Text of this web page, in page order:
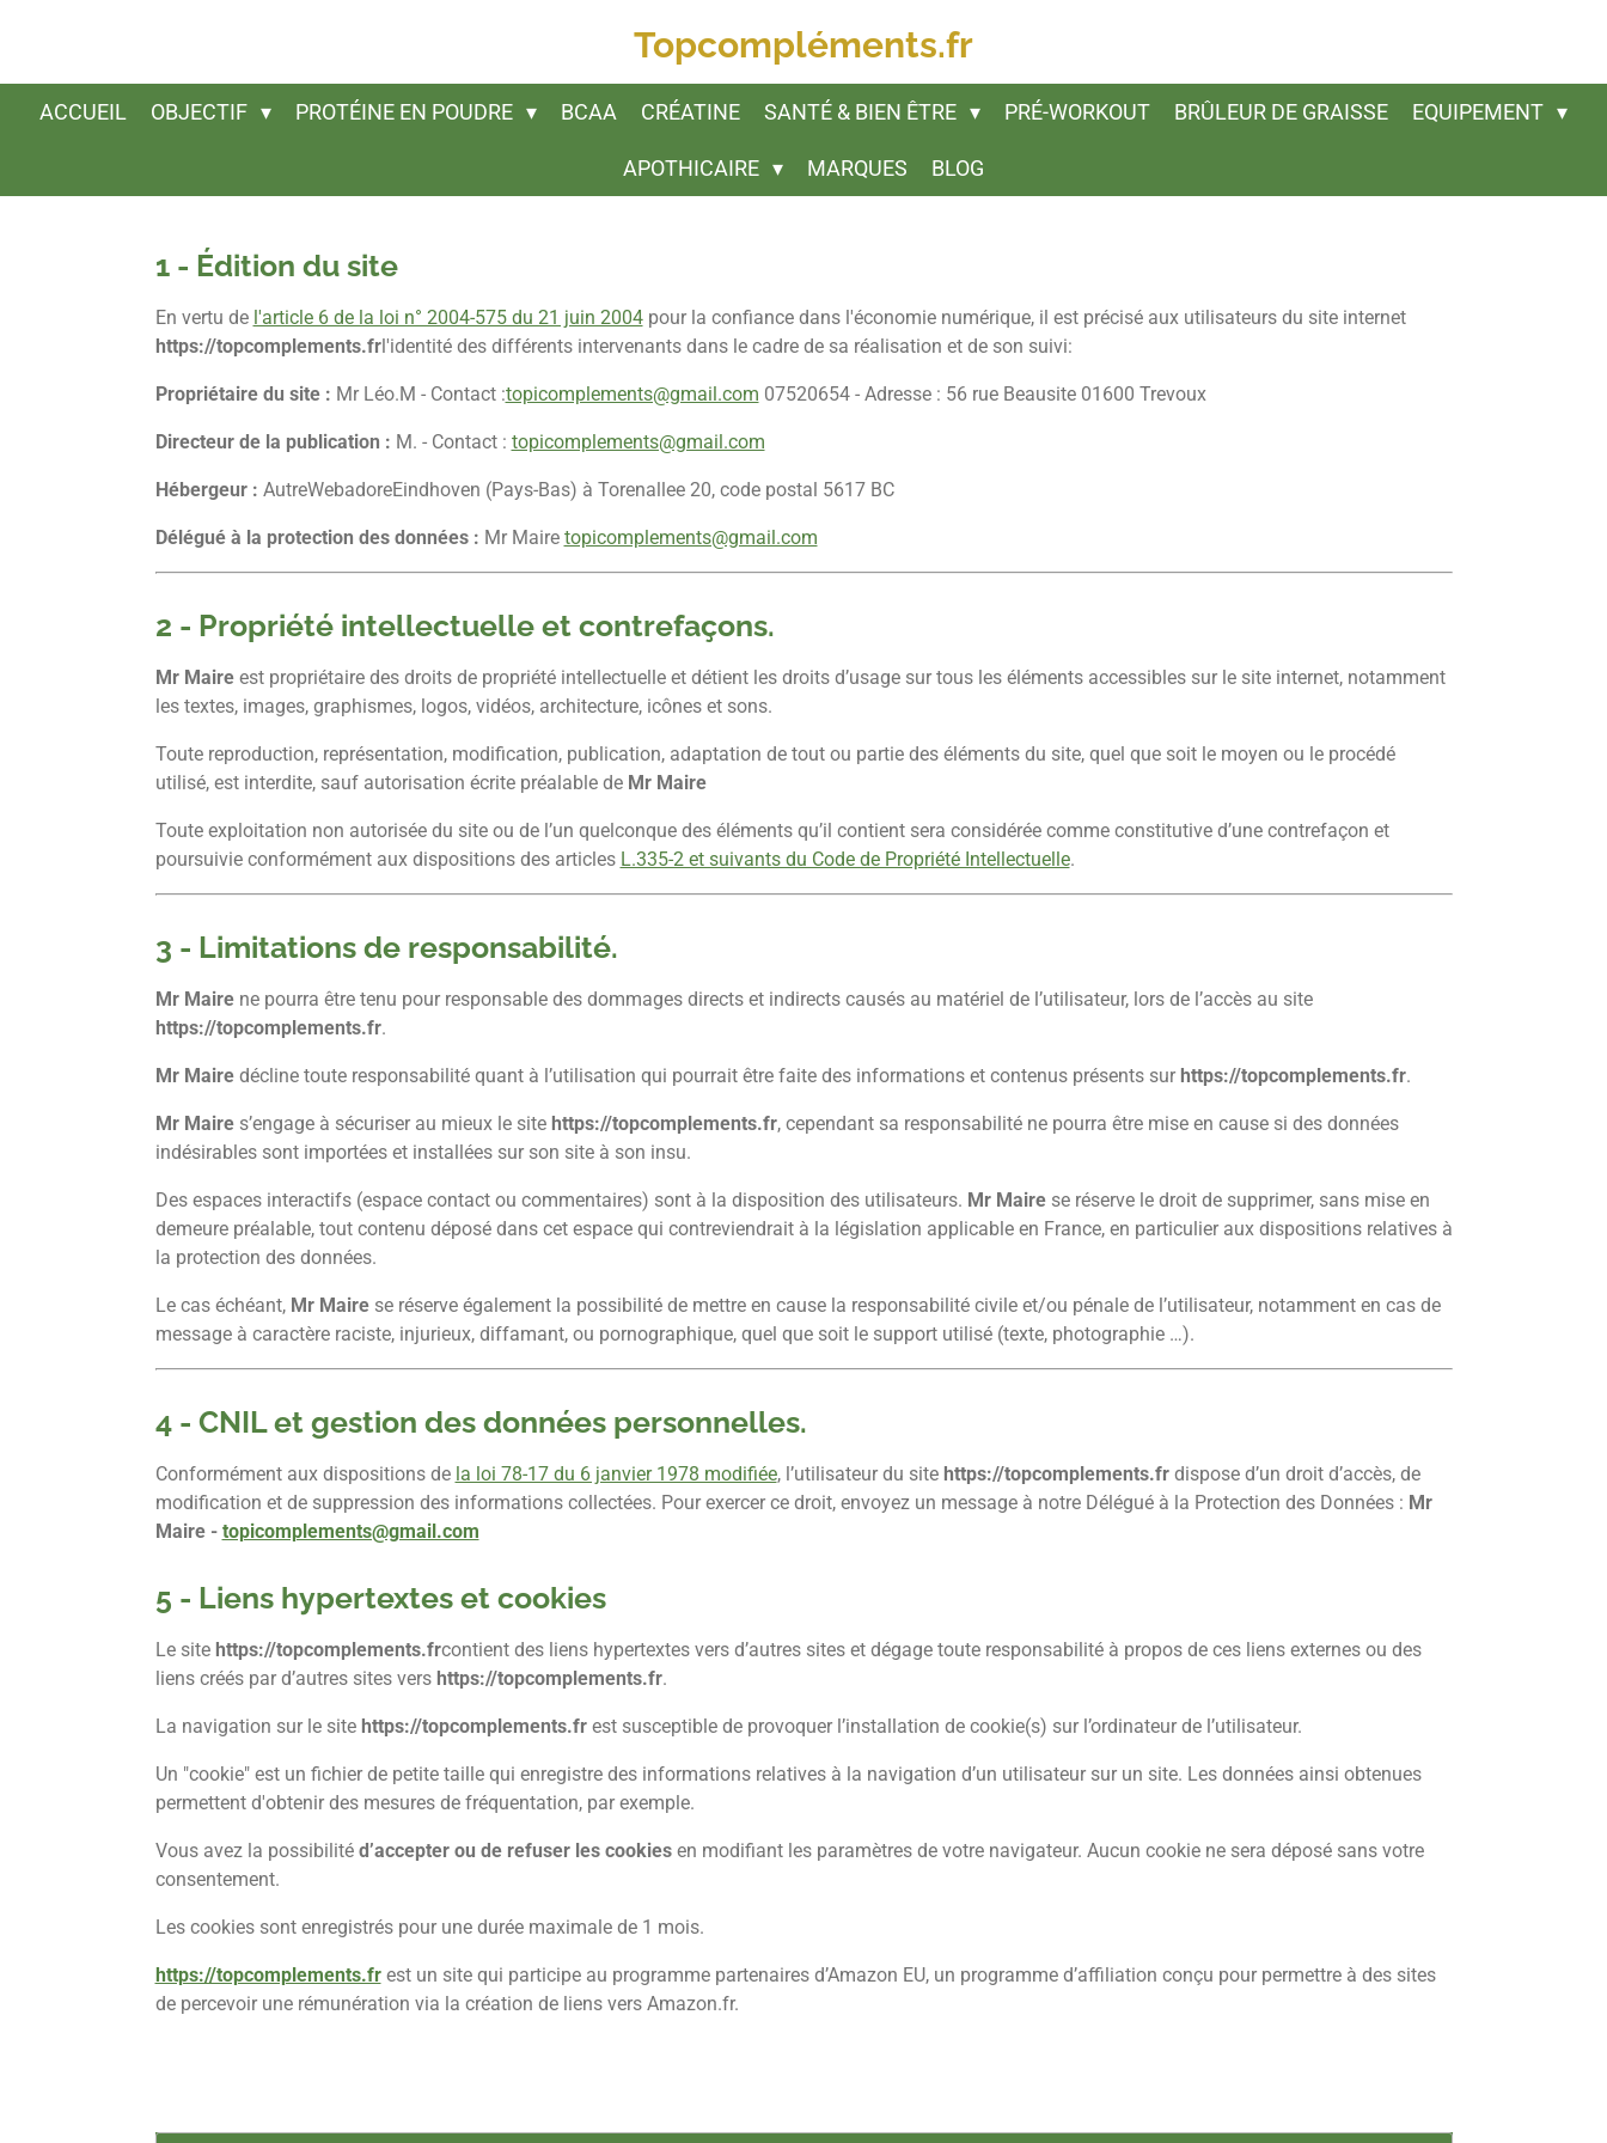
contenu
principal
Topcompléments.fr
ACCUEIL OBJECTIF PROTÉINE EN POUDRE BCAA CRÉATINE SANTÉ & BIEN ÊTRE PRÉ-WORKOUT BRÛLEUR DE GRAISSE EQUIPEMENT
APOTHICAIRE MARQUES BLOG
1 - Édition du site
En vertu de l'article 6 de la loi n° 2004-575 du 21 juin 2004pour la confiance dans l'économie numérique, il est précisé aux utilisateurs du site internet
https://topcomplements.frl'identité des différents intervenants dans le cadre de sa réalisation et de son suivi:
Propriétaire du site : Mr Léo.M - Contact :topicomplements@gmail.com 07520654- Adresse : 56 rue Beausite 01600 Trevoux
Directeur de la publication : M. - Contact : topicomplements@gmail.com
Hébergeur : AutreWebadoreEindhoven (Pays-Bas) à Torenallee 20, code postal 5617 BC
Délégué à la protection des données : Mr Maire topicomplements@gmail.com
2 - Propriété intellectuelle et contrefaçons.
Mr Maire est propriétaire des droits de propriété intellectuelle et détient les droits d’usage sur tous les éléments accessibles sur le site internet, notamment
les textes, images, graphismes, logos, vidéos, architecture, icônes et sons.
Toute reproduction, représentation, modification, publication, adaptation de tout ou partie des éléments du site, quel que soit le moyen ou le procédé
utilisé, est interdite, sauf autorisation écrite préalable de Mr Maire
Toute exploitation non autorisée du site ou de l’un quelconque des éléments qu’il contient sera considérée comme constitutive d’une contrefaçon et
poursuivie conformément aux dispositions des articles L.335-2 et suivants du Code de Propriété Intellectuelle.
3 - Limitations de responsabilité.
Mr Maire ne pourra être tenu pour responsable des dommages directs et indirects causés au matériel de l’utilisateur, lors de l’accès au site
https://topcomplements.fr.
Mr Maire décline toute responsabilité quant à l’utilisation qui pourrait être faite des informations et contenus présents surhttps://topcomplements.fr.
Mr Maire s’engage à sécuriser au mieux le site https://topcomplements.fr, cependant sa responsabilité ne pourra être mise en cause si des données
indésirables sont importées et installées sur son site à son insu.
Des espaces interactifs (espace contact ou commentaires) sont à la disposition des utilisateurs. Mr Maire se réserve le droit de supprimer, sans mise en
demeure préalable, tout contenu déposé dans cet espace qui contreviendrait à la législation applicable en France, en particulier aux dispositions relatives à
la protection des données.
Le cas échéant, Mr Maire se réserve également la possibilité de mettre en cause la responsabilité civile et/ou pénale de l’utilisateur, notamment en cas de
message à caractère raciste, injurieux, diffamant, ou pornographique, quel que soit le support utilisé (texte, photographie …).
4 - CNIL et gestion des données personnelles.
Conformément aux dispositions de la loi 78-17 du 6 janvier 1978 modifiée, l’utilisateur du site https://topcomplements.frdispose d’un droit d’accès, de
modification et de suppression des informations collectées. Pour exercer ce droit, envoyez un message à notre Délégué à la Protection des Données : Mr
Maire - topicomplements@gmail.com
5 - Liens hypertextes et cookies
Le site https://topcomplements.frcontient des liens hypertextes vers d’autres sites et dégage toute responsabilité à propos de ces liens externes ou des
liens créés par d’autres sites vers https://topcomplements.fr.
La navigation sur le site https://topcomplements.frest susceptible de provoquer l’installation de cookie(s) sur l’ordinateur de l’utilisateur.
Un "cookie" est un fichier de petite taille qui enregistre des informations relatives à la navigation d’un utilisateur sur un site. Les données ainsi obtenues
permettent d'obtenir des mesures de fréquentation, par exemple.
Vous avez la possibilité d’accepter ou de refuser les cookiesen modifiant les paramètres de votre navigateur. Aucun cookie ne sera déposé sans votre
consentement.
Les cookies sont enregistrés pour une durée maximale de 1 mois.
https://topcomplements.fr est un site qui participe au programme partenaires d’Amazon EU, un programme d’affiliation conçu pour permettre à des sites
de percevoir une rémunération via la création de liens vers Amazon.fr.